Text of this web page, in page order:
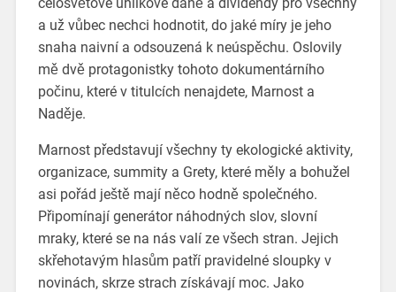
a už vůbec nechci hodnotit, do jaké míry je jeho
snaha naivní a odsouzená k neúspěchu. Oslovily
mě dvě protagonistky tohoto dokumentárního
počinu, které v titulcích nenajdete, Marnost a
Naděje.
Marnost představují všechny ty ekologické aktivity,
organizace, summity a Grety, které měly a bohužel
asi pořád ještě mají něco hodně společného.
Připomínají generátor náhodných slov, slovní
mraky, které se na nás valí ze všech stran. Jejich
skřehotavým hlasům patří pravidelné sloupky v
novinách, skrze strach získávají moc. Jako